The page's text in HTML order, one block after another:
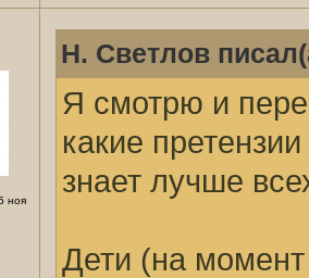
ноя
Н. Светлов
Я смотрю и
какие
знает лучше
Дети (на момент